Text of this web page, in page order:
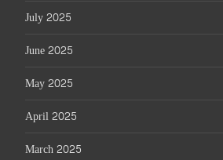
July 2025
June 2025
May 2025
April 2025
March 2025